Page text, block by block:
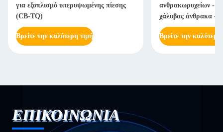
για εξοπλισμό υπερυψωμένης πίεσης
(CB-TQ)
Βρείτε την καλύτερη τιμή
ανθρακωρυχείων -
χάλυβας άνθρακα -
Βρείτε την καλύτερη
ΕΠΙΚΟΙΝΩΝΙΑ